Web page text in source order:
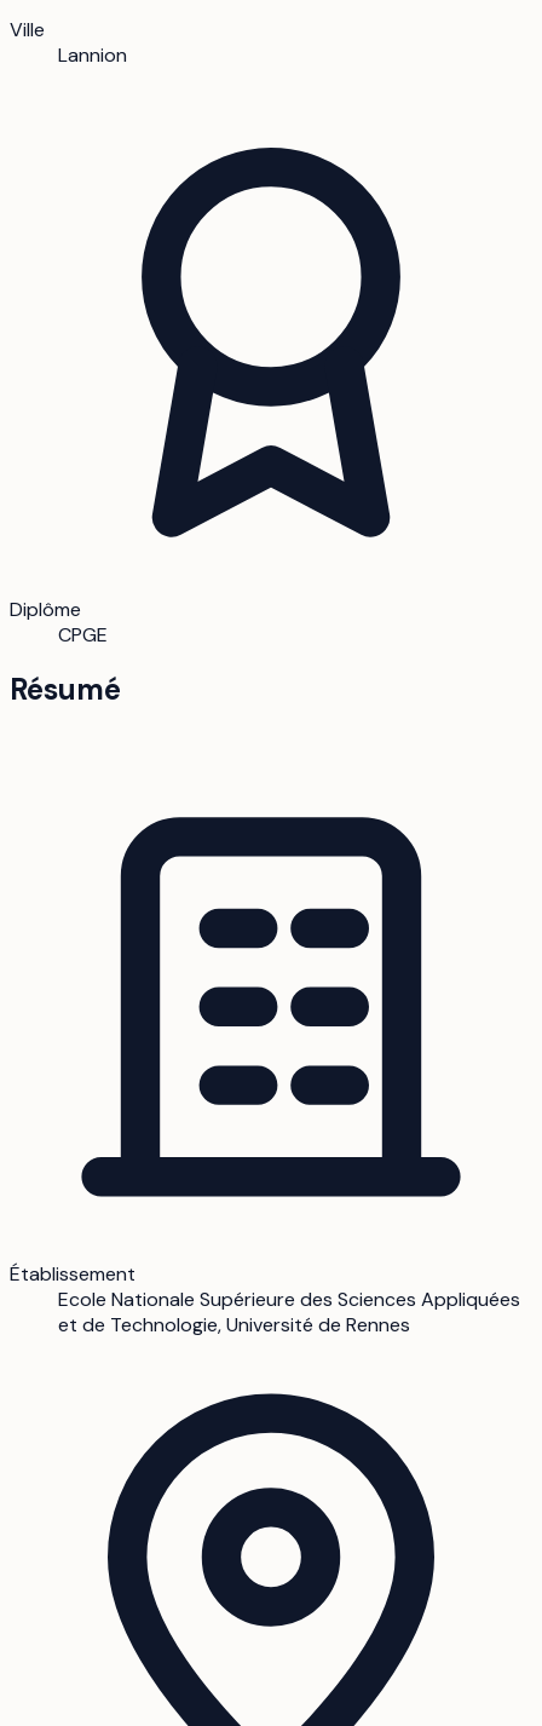
Ville
Lannion
Diplôme
CPGE
Résumé
Établissement
Ecole Nationale Supérieure des Sciences Appliquées
et de Technologie, Université de Rennes